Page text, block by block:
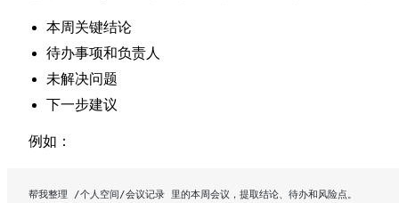
本周关键结论
待办事项和负责人
未解决问题
下一步建议
例如：
帮我整理 /个人空间/会议记录 里的本周会议，提取结论、待办和风险点。